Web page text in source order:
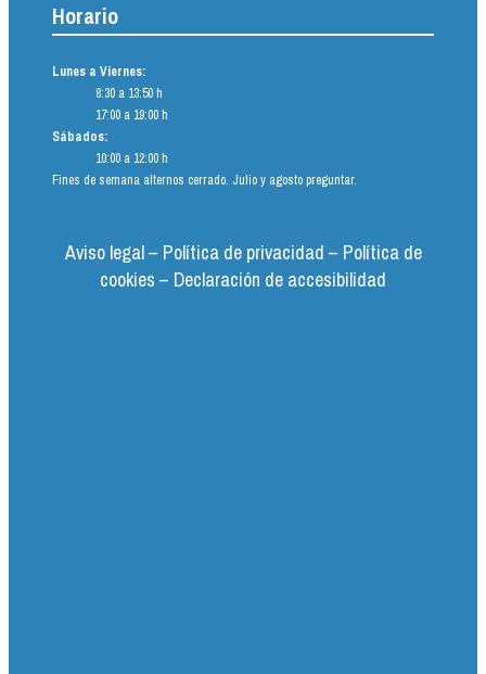
Horario
Lunes a Viernes:
8:30 a 13:50 h
17:00 a 19:00 h
Sábados:
10:00 a 12:00 h
Fines de semana alternos cerrado. Julio y agosto preguntar.
Aviso legal– Política de privacidad – Política de
cookies – Declaración de accesibilidad